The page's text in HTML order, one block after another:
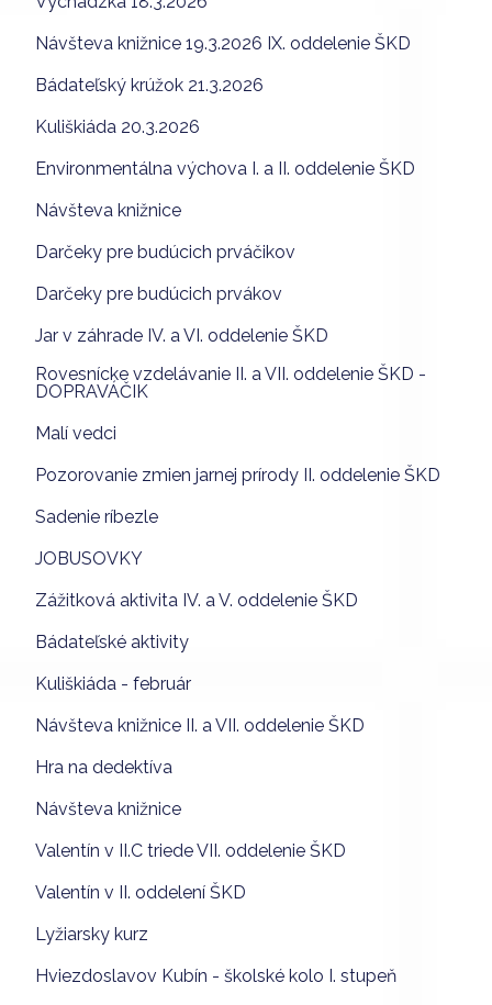
Návšteva knižnice 19.3.2026 IX. oddelenie ŠKD
Bádateľský krúžok 21.3.2026
Kuliškiáda 20.3.2026
Environmentálna výchova I. a II. oddelenie ŠKD
Návšteva knižnice
Darčeky pre budúcich prváčikov
Darčeky pre budúcich prvákov
Jar v záhrade IV. a VI. oddelenie ŠKD
Rovesnícke vzdelávanie II. a VII. oddelenie ŠKD -
DOPRAVÁČIK
Malí vedci
Pozorovanie zmien jarnej prírody II. oddelenie ŠKD
Sadenie ríbezle
JOBUSOVKY
Zážitková aktivita IV. a V. oddelenie ŠKD
Bádateľské aktivity
Kuliškiáda - február
Návšteva knižnice II. a VII. oddelenie ŠKD
Hra na dedektíva
Návšteva knižnice
Valentín v II.C triede VII. oddelenie ŠKD
Valentín v II. oddelení ŠKD
Lyžiarsky kurz
Hviezdoslavov Kubín - školské kolo I. stupeň